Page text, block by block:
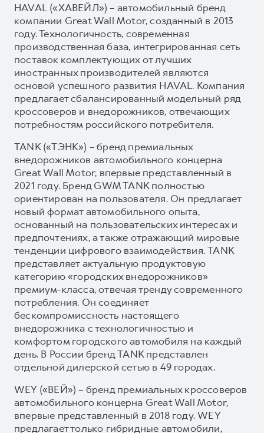
HAVAL («ХАВЕЙЛ») – автомобильный бренд
компании Great Wall Motor, созданный в 2013
году. Технологичность, современная
производственная база, интегрированная сеть
поставок комплектующих от лучших
иностранных производителей являются
основой успешного развития HAVAL. Компания
предлагает сбалансированный модельный ряд
кроссоверов и внедорожников, отвечающих
потребностям российского потребителя.
TANK («ТЭНК») – бренд премиальных
внедорожников автомобильного концерна
Great Wall Motor, впервые представленный в
2021 году. Бренд GWM TANK полностью
ориентирован на пользователя. Он предлагает
новый формат автомобильного опыта,
основанный на пользовательских интересах и
предпочтениях, а также отражающий мировые
тенденции цифрового взаимодействия. TANK
представляет актуальную продуктовую
категорию «городских внедорожников»
премиум-класса, отвечая тренду современного
потребления. Он соединяет
бескомпромиссность настоящего
внедорожника с технологичностью и
комфортом городского автомобиля на каждый
день. В России бренд TANK представлен
отдельной дилерской сетью в 49 городах.
WEY («ВЕЙ») – бренд премиальных кроссоверов
автомобильного концерна Great Wall Motor,
впервые представленный в 2018 году. WEY
предлагает только гибридные автомобили,